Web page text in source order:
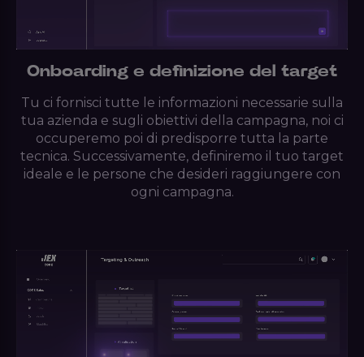
Onboarding e definizione del target
Tu ci fornisci tutte le informazioni necessarie sulla
tua azienda e sugli obiettivi della campagna, noi ci
occuperemo poi di predisporre tutta la parte
tecnica. Successivamente, definiremo il tuo target
ideale e le persone che desideri raggiungere con
ogni campagna.